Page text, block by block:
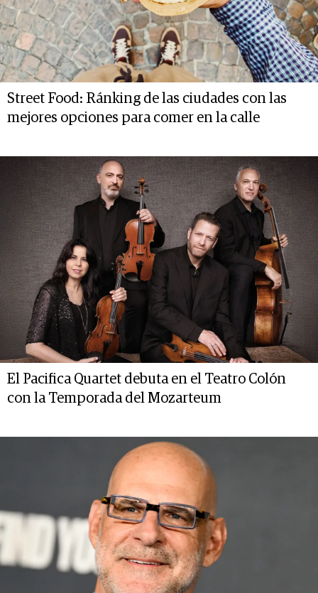
Street Food: Ránking de las ciudades con las
mejores opciones para comer en la calle
El Pacifica Quartet debuta en el Teatro Colón
con la Temporada del Mozarteum